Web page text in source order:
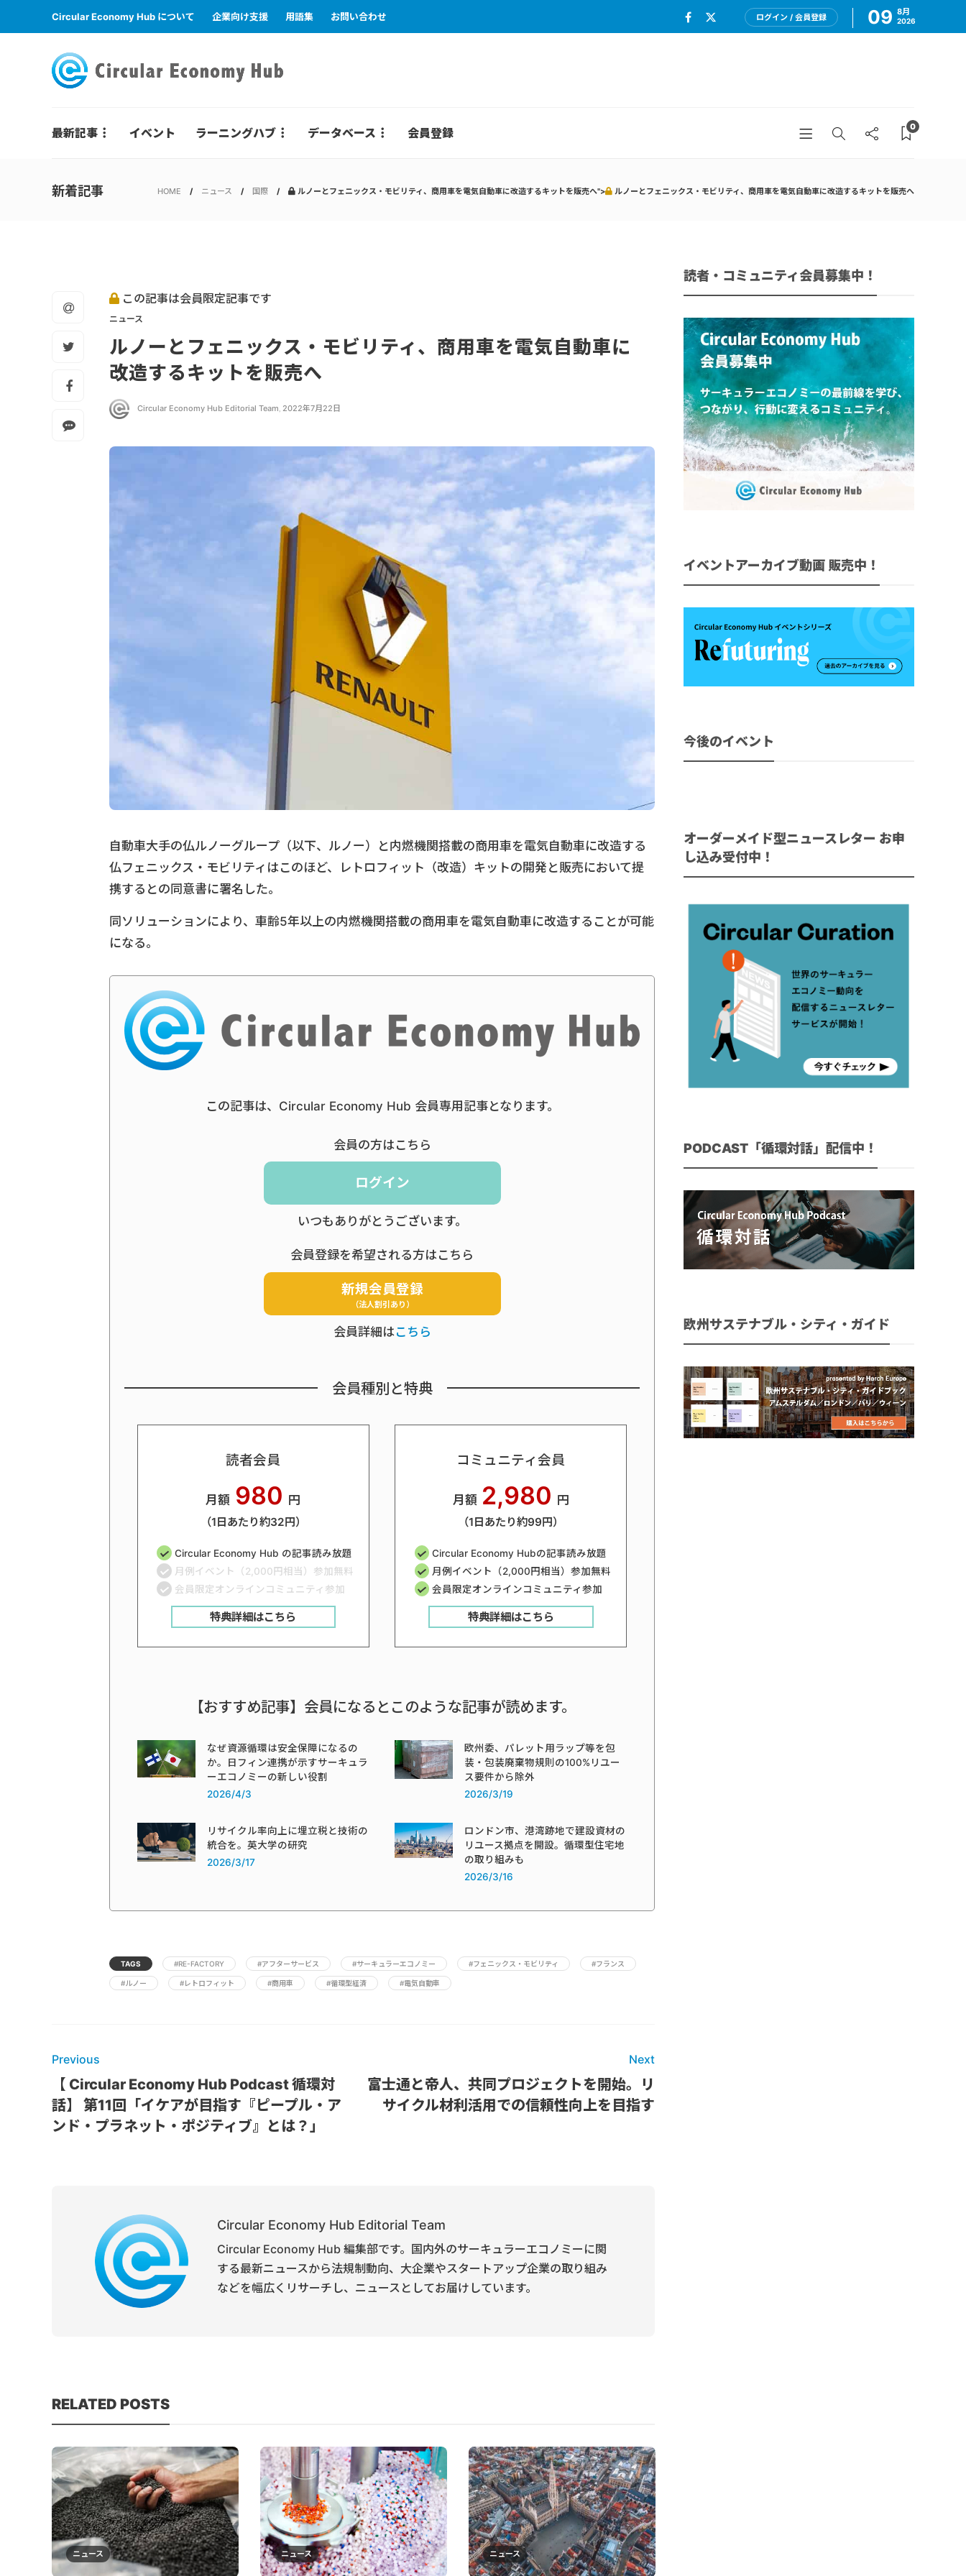
Circular Economy Hub について 企業向け支援 用語集 お問い合わせ ログイン / 会員登録 09 8月
2026
最新記事 イベント ラーニングハブ データベース 会員登録 0
新着記事 HOME ニュース 国際 ルノーとフェニックス・モビリティ、商用車を電気自動車に改造するキットを販売へ"> ルノーとフェニックス・モビリティ、商用車を電気自動車に改造するキットを販売へ
この記事は会員限定記事です
ニュース
ルノーとフェニックス・モビリティ、商用車を電気自動車に
改造するキットを販売へ
Circular Economy Hub Editorial Team, 2022年7月22日
自動車大手の仏ルノーグループ（以下、ルノー）と内燃機関搭載の商用車を電気自動車に改造する
仏フェニックス・モビリティはこのほど、レトロフィット（改造）キットの開発と販売において提
携するとの同意書に署名した。
同ソリューションにより、車齢5年以上の内燃機関搭載の商用車を電気自動車に改造することが可能
になる。
この記事は、Circular Economy Hub 会員専用記事となります。
会員の方はこちら
ログイン
いつもありがとうございます。
会員登録を希望される方はこちら
新規会員登録
（法人割引あり）
会員詳細はこちら
会員種別と特典
読者会員
月額 980 円
（1日あたり約32円）
Circular Economy Hub の記事読み放題
月例イベント（2,000円相当）参加無料
会員限定オンラインコミュニティ参加
特典詳細はこちら
コミュニティ会員
月額 2,980 円
（1日あたり約99円）
Circular Economy Hubの記事読み放題
月例イベント（2,000円相当）参加無料
会員限定オンラインコミュニティ参加
特典詳細はこちら
【おすすめ記事】会員になるとこのような記事が読めます。
なぜ資源循環は安全保障になるの
か。日フィン連携が示すサーキュラ
ーエコノミーの新しい役割
2026/4/3
欧州委、パレット用ラップ等を包
装・包装廃棄物規則の100%リユー
ス要件から除外
2026/3/19
リサイクル率向上に埋立税と技術の
統合を。英大学の研究
2026/3/17
ロンドン市、港湾跡地で建設資材の
リユース拠点を開設。循環型住宅地
の取り組みも
2026/3/16
TAGS #RE-FACTORY #アフターサービス #サーキュラーエコノミー #フェニックス・モビリティ #フランス
#ルノー #レトロフィット #商用車 #循環型経済 #電気自動車
Previous
【 Circular Economy Hub Podcast 循環対
話】 第11回「イケアが目指す『ピープル・ア
ンド・プラネット・ポジティブ』とは？」
Next
富士通と帝人、共同プロジェクトを開始。リ
サイクル材利活用での信頼性向上を目指す
Circular Economy Hub Editorial Team
Circular Economy Hub 編集部です。国内外のサーキュラーエコノミーに関
する最新ニュースから法規制動向、大企業やスタートアップ企業の取り組み
などを幅広くリサーチし、ニュースとしてお届けしています。
RELATED POSTS
ニュース ニュース ニュース
読者・コミュニティ会員募集中！
イベントアーカイブ動画 販売中！
今後のイベント
オーダーメイド型ニュースレター お申
し込み受付中！
PODCAST「循環対話」配信中！
欧州サステナブル・シティ・ガイド